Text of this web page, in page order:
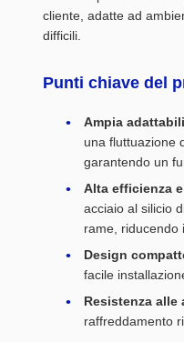
cliente, adatte ad
difficili.
Punti chiave del
Ampia
una fluttuazione
garantendo un
Alta efficienza
acciaio al silicio
rame, riducendo
Design
facile
Resistenza alle
raffreddamento